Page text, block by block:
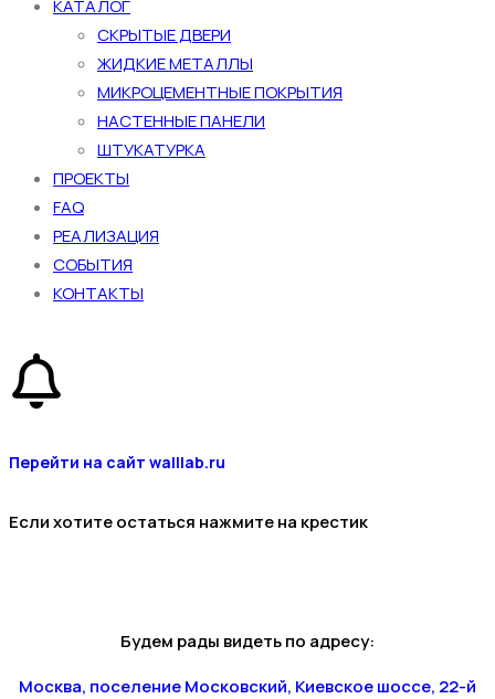
КАТАЛОГ
СКРЫТЫЕ ДВЕРИ
ЖИДКИЕ МЕТАЛЛЫ
МИКРОЦЕМЕНТНЫЕ ПОКРЫТИЯ
НАСТЕННЫЕ ПАНЕЛИ
ШТУКАТУРКА
ПРОЕКТЫ
FAQ
РЕАЛИЗАЦИЯ
СОБЫТИЯ
КОНТАКТЫ
Перейти на сайт walllab.ru
Если хотите остаться нажмите на крестик
Будем рады видеть по адресу:
Москва, поселение Московский, Киевское шоссе, 22-й